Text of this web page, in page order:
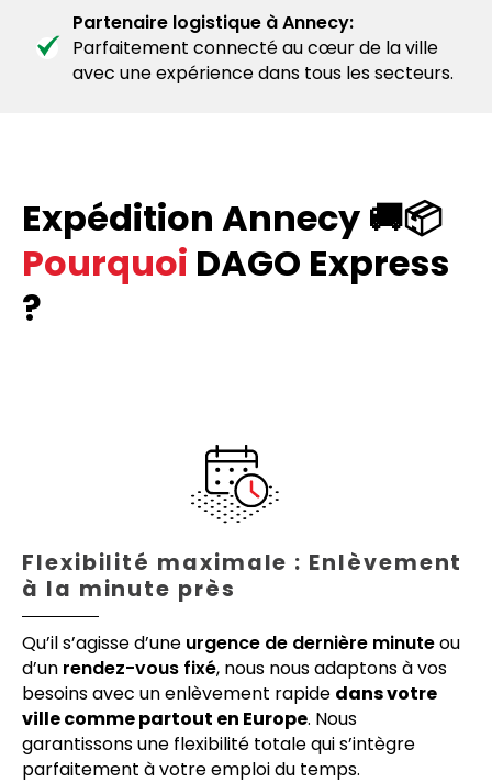
Partenaire logistique à Annecy:
Parfaitement connecté au cœur de la ville
avec une expérience dans tous les secteurs.
Expédition Annecy 🚚📦
Pourquoi DAGO Express
?
Flexibilité maximale : Enlèvement
à la minute près
Qu’il s’agisse d’une urgence de dernière minuteou
d’un rendez-vous fixé, nous nous adaptons à vos
besoins avec un enlèvement rapide dans votre
ville comme partout en Europe. Nous
garantissons une flexibilité totale qui s’intègre
parfaitement à votre emploi du temps.